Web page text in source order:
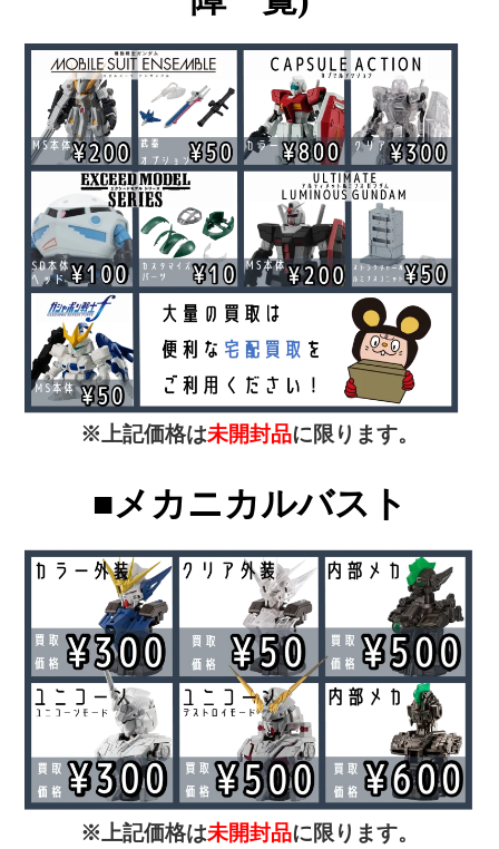
※上記価格は未開封品に限ります。
■メカニカルバスト
※上記価格は未開封品に限ります。